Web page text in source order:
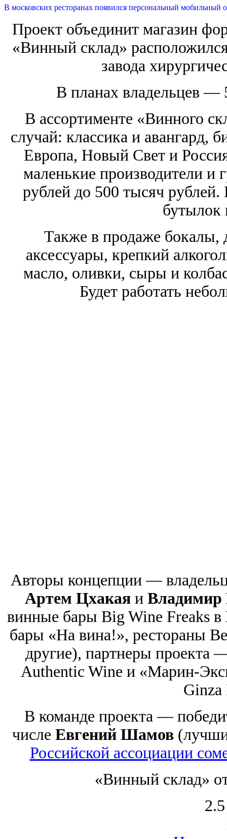
В московских ресторанах появился персональный мобильный
Проект объединит магазин
«Винный склад»
завода
В планах владельцев —
В ассортименте «Винного
случай: классика и авангард,
Европа, Новый Свет и
маленькие производители
рублей до 500 тысяч
бутылок
Также в продаже бокалы,
аксессуары, крепкий
масло, оливки, сыры и
Будет работать
Авторы концепции —
Артем Цхакая и Владимир
винные бары Big Wine Freaks
бары «На вина!», рестораны
другие), партнеры проекта
Authentic Wine и «Марин-
Ginza
В команде проекта —
числе Евгений Шамов
Российской ассоциации
«Винный склад»